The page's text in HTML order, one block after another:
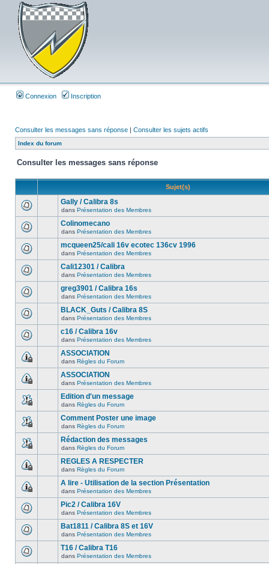
Connexion Inscription
Consulter les messages sans réponse | Consulter les sujets actifs
Index du forum
Consulter les messages sans réponse
Sujet(s)
Gally / Calibra 8s
dans Présentation des Membres
Colinomecano
dans Présentation des Membres
mcqueen25/cali 16v ecotec 136cv 1996
dans Présentation des Membres
Cali12301 / Calibra
dans Présentation des Membres
greg3901 / Calibra 16s
dans Présentation des Membres
BLACK_Guts / Calibra 8S
dans Présentation des Membres
c16 / Calibra 16v
dans Présentation des Membres
ASSOCIATION
dans Règles du Forum
ASSOCIATION
dans Présentation des Membres
Edition d'un message
dans Règles du Forum
Comment Poster une image
dans Règles du Forum
Rédaction des messages
dans Règles du Forum
REGLES A RESPECTER
dans Règles du Forum
A lire - Utilisation de la section Présentation
dans Présentation des Membres
Pic2 / Calibra 16V
dans Présentation des Membres
Bat1811 / Calibra 8S et 16V
dans Présentation des Membres
T16 / Calibra T16
dans Présentation des Membres